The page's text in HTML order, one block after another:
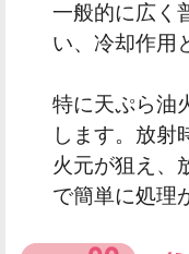
一般的に広く
い、冷却作用
特に天ぷら油
します。放射
火元が狙え、
で簡単に処理